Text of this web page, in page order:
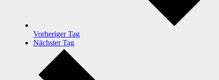
Vorheriger Tag
Nächster Tag